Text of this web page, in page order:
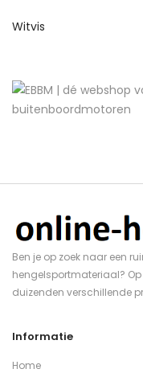
Witvis
Ben je op zoek naar een
hengelsportmateriaal?
duizenden verschillende
Informatie
Home